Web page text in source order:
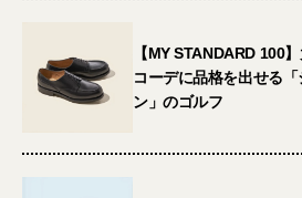
【MY STANDARD 100
コーデに品格を出せる
ン」のゴルフ